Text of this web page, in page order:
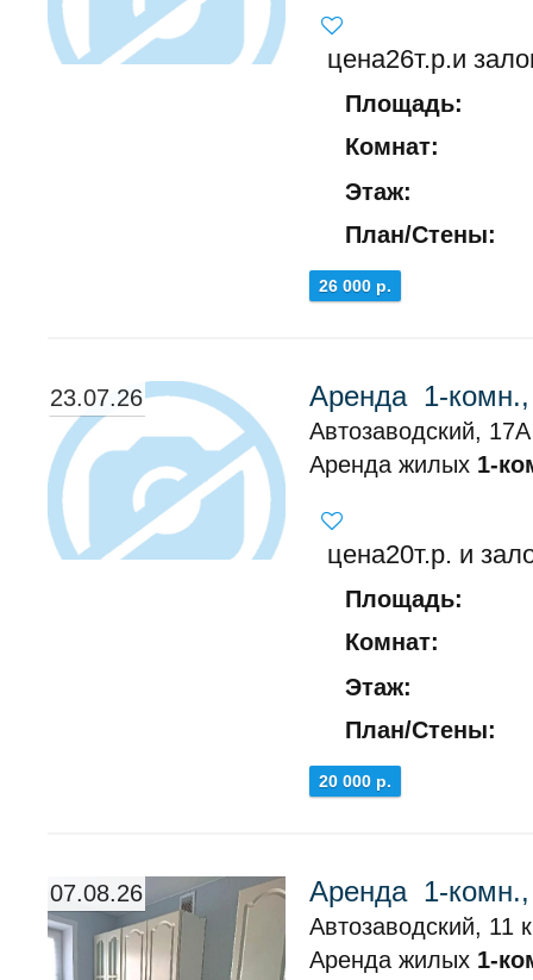
цена26т.р.и
Площадь:
Комнат:
Этаж:
План/Стены:
26 000 р.
23.07.26 Аренда 1-комн.,
Автозаводский,
Аренда жилых 1-
цена20т.р. и
Площадь:
Комнат:
Этаж:
План/Стены:
20 000 р.
07.08.26 Аренда 1-комн.,
Автозаводский,
Аренда жилых 1-